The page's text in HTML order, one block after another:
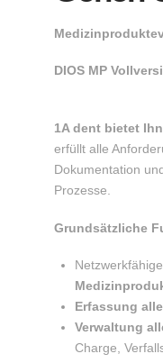
DIOS MP
1A dent bietet
erfüllt alle
Dokumentation
Prozesse.
Grundsätzliche
Erfassung
Verwaltung
Charge,